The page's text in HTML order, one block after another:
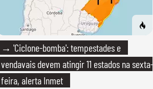
→ 'Ciclone-bomba': tempestades e
vendavais devem atingir 11 estados na sexta-
feira, alerta Inmet